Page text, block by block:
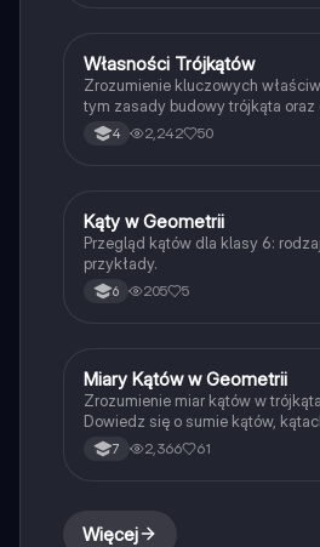
Matematyka
Własności Trójkątów
Zrozumienie kluczowych
tym zasady budowy trójkąta oraz
Materiał zawiera przykłady
danych długości można
4 2,242 50
Matematyka
Kąty w Geometrii
Przegląd kątów dla klasy 6:
przykłady.
6 205 5
Matematyka
Miary Kątów w Geometrii
Zrozumienie miar kątów w
Dowiedz się o sumie kątów,
właściwościach kątów w różnych
geometrycznych. Idealne dla
7 2,366 61
Więcej